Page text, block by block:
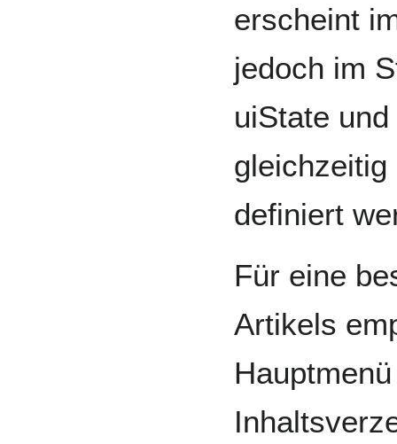
erscheint
jedoch im
uiState
definiert
Für eine
Artikels